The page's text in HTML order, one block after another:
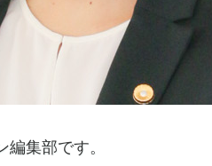
集部です。